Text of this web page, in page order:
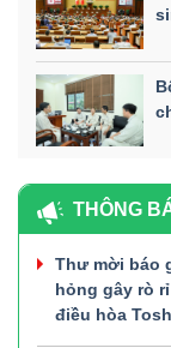
THÔNG
Thư mời báo
hỏng gây rò
điều hòa